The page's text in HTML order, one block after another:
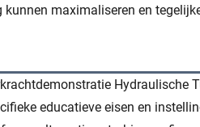
maximaliseren en
Hydraulische
educatieve eisen en